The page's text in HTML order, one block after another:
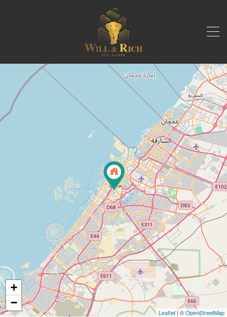
+
−
Leaflet| ©OpenStreetMap